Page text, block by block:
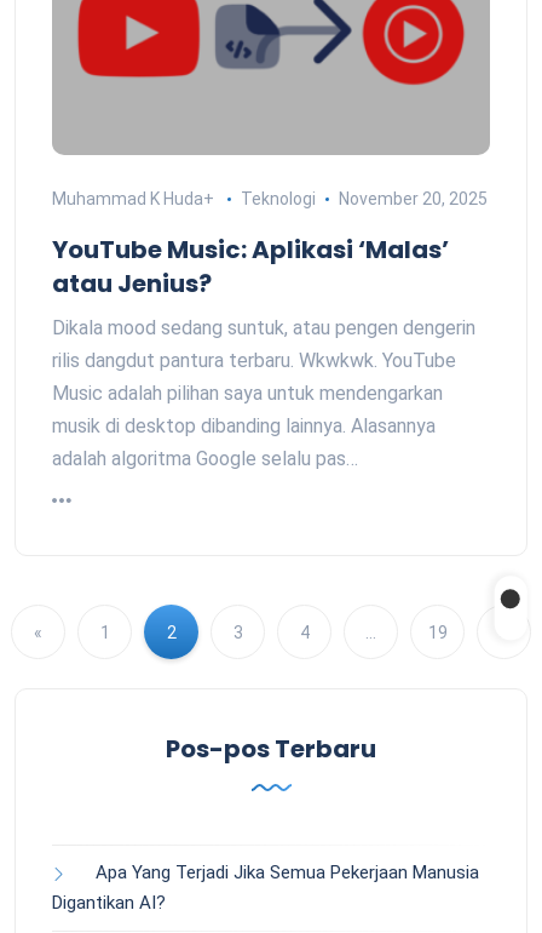
Muhammad K Huda+ Teknologi November 20, 2025
YouTube Music: Aplikasi ‘Malas’
atau Jenius?
Dikala mood sedang suntuk, atau pengen dengerin
rilis dangdut pantura terbaru. Wkwkwk. YouTube
Music adalah pilihan saya untuk mendengarkan
musik di desktop dibanding lainnya. Alasannya
adalah algoritma Google selalu pas…
« 1 2 3 4 19
Pos-pos Terbaru
Apa Yang Terjadi Jika Semua Pekerjaan Manusia
Digantikan AI?